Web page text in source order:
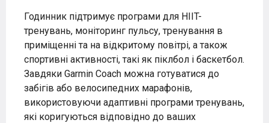
Годинник підтримує програми для HIIT-
тренувань, моніторинг пульсу, тренування в
приміщенні та на відкритому повітрі, а також
спортивні активності, такі як піклбол і баскетбол.
Завдяки Garmin Coach можна готуватися до
забігів або велосипедних марафонів,
використовуючи адаптивні програми тренувань,
які коригуються відповідно до ваших